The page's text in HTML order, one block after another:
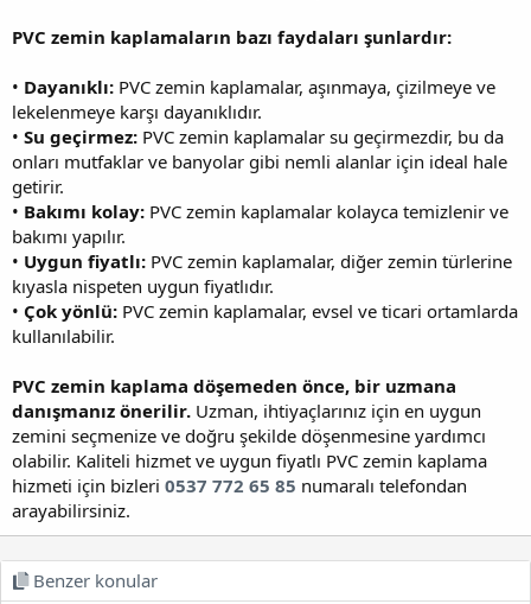
PVC zemin kaplamaların bazı faydaları şunlardır:
• Dayanıklı: PVC zemin kaplamalar, aşınmaya, çizilmeye ve
lekelenmeye karşı dayanıklıdır.
• Su geçirmez: PVC zemin kaplamalar su geçirmezdir, bu da
onları mutfaklar ve banyolar gibi nemli alanlar için ideal hale
getirir.
• Bakımı kolay: PVC zemin kaplamalar kolayca temizlenir ve
bakımı yapılır.
• Uygun fiyatlı: PVC zemin kaplamalar, diğer zemin türlerine
kıyasla nispeten uygun fiyatlıdır.
• Çok yönlü: PVC zemin kaplamalar, evsel ve ticari ortamlarda
kullanılabilir.
PVC zemin kaplama döşemeden önce, bir uzmana
danışmanız önerilir. Uzman, ihtiyaçlarınız için en uygun
zemini seçmenize ve doğru şekilde döşenmesine yardımcı
olabilir. Kaliteli hizmet ve uygun fiyatlı PVC zemin kaplama
hizmeti için bizleri 0537 772 65 85 numaralı telefondan
arayabilirsiniz.
Benzer konular